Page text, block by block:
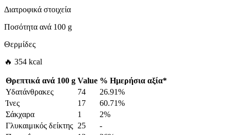
Διατροφικά στοιχεία
Ποσότητα ανά 100 g
Θερμίδες
🔥 354 kcal
Θρεπτικά ανά 100 g Value % Ημερήσια αξία*
Υδατάνθρακες
74
26.91%
Ίνες
17
60.71%
Σάκχαρα
1
2%
Γλυκαιμικός δείκτης 25
-